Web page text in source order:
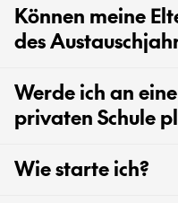
Können meine
des
Werde ich an
privaten Schule
Wie starte ich?